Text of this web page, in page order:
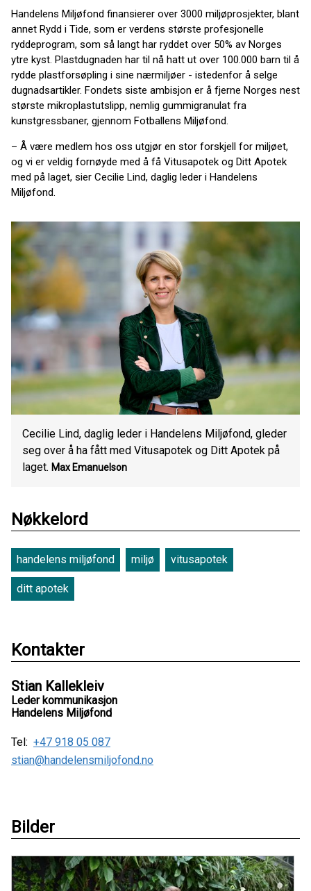
Handelens Miljøfond finansierer over 3000 miljøprosjekter, blant
annet Rydd i Tide, som er verdens største profesjonelle
ryddeprogram, som så langt har ryddet over 50% av Norges
ytre kyst. Plastdugnaden har til nå hatt ut over 100.000 barn til å
rydde plastforsøpling i sine nærmiljøer - istedenfor å selge
dugnadsartikler. Fondets siste ambisjon er å fjerne Norges nest
største mikroplastutslipp, nemlig gummigranulat fra
kunstgressbaner, gjennom Fotballens Miljøfond.
– Å være medlem hos oss utgjør en stor forskjell for miljøet,
og vi er veldig fornøyde med å få Vitusapotek og Ditt Apotek
med på laget, sier Cecilie Lind, daglig leder i Handelens
Miljøfond.
Cecilie Lind, daglig leder i Handelens Miljøfond, gleder
seg over å ha fått med Vitusapotek og Ditt Apotek på
laget. Max Emanuelson
Nøkkelord
handelens miljøfond miljø vitusapotek
ditt apotek
Kontakter
Stian Kallekleiv
Leder kommunikasjon
Handelens Miljøfond
Tel: +47 918 05 087
stian@handelensmiljofond.no
Bilder